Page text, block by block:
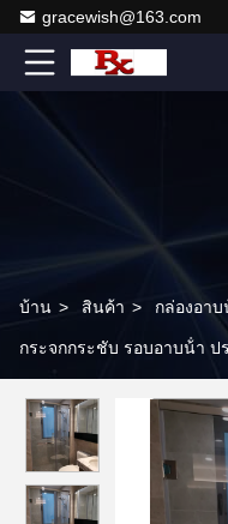
gracewish@163.com
บ้าน > สินค้า > กล่องอา
กระจกกระชับ รอบอาบน้ํา ป